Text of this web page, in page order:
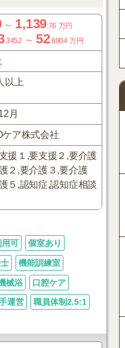
～ 1,139.76 万円
.3452 ～ 52.6904 万円
以上
月
ケア株式会社
援１,要支援２,要介護
２,要介護３,要介護
５,認知症,認知症相談
用可 個室あり
機能訓練室
械浴 口腔ケア
運営 職員体制2.5:1